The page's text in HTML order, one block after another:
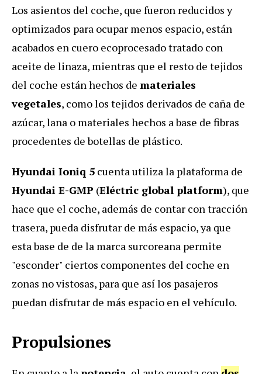
Los asientos del coche, que fueron reducidos y
optimizados para ocupar menos espacio, están
acabados en cuero ecoprocesado tratado con
aceite de linaza, mientras que el resto de tejidos
del coche están hechos de materiales
vegetales, como los tejidos derivados de caña de
azúcar, lana o materiales hechos a base de fibras
procedentes de botellas de plástico.
Hyundai Ioniq 5 cuenta utiliza la plataforma de
Hyundai E-GMP (Eléctric global platform), que
hace que el coche, además de contar con tracción
trasera, pueda disfrutar de más espacio, ya que
esta base de de la marca surcoreana permite
"esconder" ciertos componentes del coche en
zonas no vistosas, para que así los pasajeros
puedan disfrutar de más espacio en el vehículo.
Propulsiones